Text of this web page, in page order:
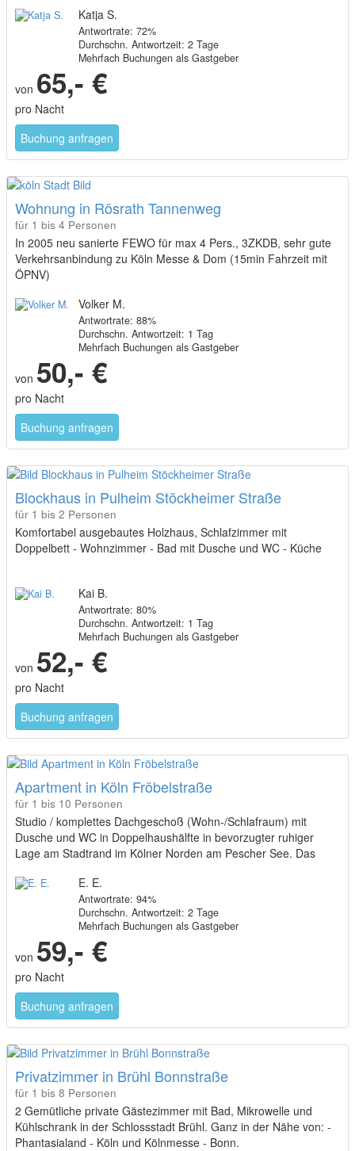
Katja S.
Antwortrate: 72%
Durchschn. Antwortzeit: 2 Tage
Mehrfach Buchungen als Gastgeber
von 65,- €
pro Nacht
Buchung anfragen
Wohnung in Rösrath Tannenweg
für 1 bis 4 Personen
In 2005 neu sanierte FEWO für max 4 Pers., 3ZKDB, sehr gute
Verkehrsanbindung zu Köln Messe & Dom (15min Fahrzeit mit
ÖPNV)
Volker M.
Antwortrate: 88%
Durchschn. Antwortzeit: 1 Tag
Mehrfach Buchungen als Gastgeber
von 50,- €
pro Nacht
Buchung anfragen
Blockhaus in Pulheim Stöckheimer Straße
für 1 bis 2 Personen
Komfortabel ausgebautes Holzhaus, Schlafzimmer mit
Doppelbett - Wohnzimmer - Bad mit Dusche und WC - Küche
Kai B.
Antwortrate: 80%
Durchschn. Antwortzeit: 1 Tag
Mehrfach Buchungen als Gastgeber
von 52,- €
pro Nacht
Buchung anfragen
Apartment in Köln Fröbelstraße
für 1 bis 10 Personen
Studio / komplettes Dachgeschoß (Wohn-/Schlafraum) mit
Dusche und WC in Doppelhaushälfte in bevorzugter ruhiger
Lage am Stadtrand im Kölner Norden am Pescher See. Das
Zustellbett.
E. E.
Antwortrate: 94%
Durchschn. Antwortzeit: 2 Tage
Mehrfach Buchungen als Gastgeber
von 59,- €
pro Nacht
Buchung anfragen
Privatzimmer in Brühl Bonnstraße
für 1 bis 8 Personen
2 Gemütliche private Gästezimmer mit Bad, Mikrowelle und
Kühlschrank in der Schlossstadt Brühl. Ganz in der Nähe von: -
Phantasialand - Köln und Kölnmesse - Bonn.